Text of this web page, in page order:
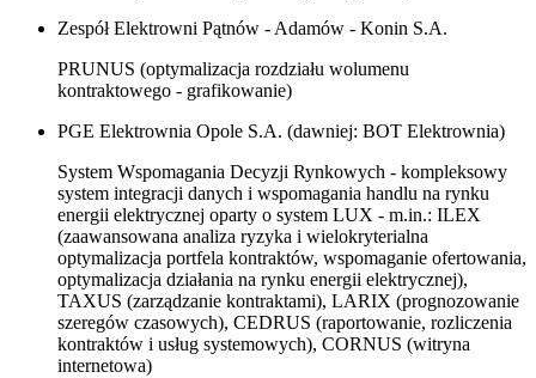
Zespół Elektrowni Pątnów - Adamów - Konin S.A.
PRUNUS (optymalizacja rozdziału wolumenu
kontraktowego - grafikowanie)
PGE Elektrownia Opole S.A. (dawniej: BOT Elektrownia)
System Wspomagania Decyzji Rynkowych - kompleksowy
system integracji danych i wspomagania handlu na rynku
energii elektrycznej oparty o system LUX - m.in.: ILEX
(zaawansowana analiza ryzyka i wielokryterialna
optymalizacja portfela kontraktów, wspomaganie ofertowania,
optymalizacja działania na rynku energii elektrycznej),
TAXUS (zarządzanie kontraktami), LARIX (prognozowanie
szeregów czasowych), CEDRUS (raportowanie, rozliczenia
kontraktów i usług systemowych), CORNUS (witryna
internetowa)